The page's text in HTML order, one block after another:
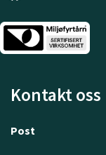
Kontakt oss
Post